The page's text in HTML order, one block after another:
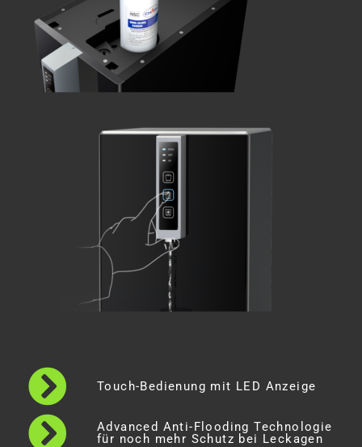
Touch-Bedienung mit LED Anzeige
Advanced Anti-Flooding Technologie
für noch mehr Schutz bei Leckagen